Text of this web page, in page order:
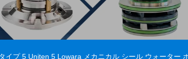
イプ 5 Uniten 5 Lowara メカニカル シール ウォーター